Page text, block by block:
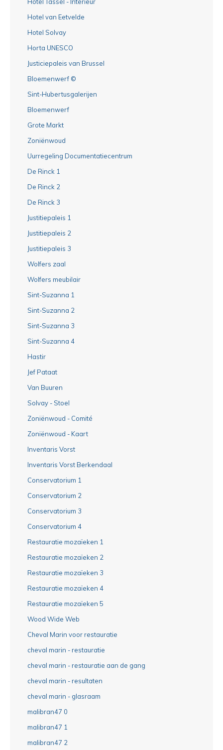
Hotel van Eetvelde
Hotel Solvay
Horta UNESCO
Justiciepaleis van Brussel
Bloemenwerf ©
Sint-Hubertusgalerijen
Bloemenwerf
Grote Markt
Zoniënwoud
Uurregeling Documentatiecentrum
De Rinck 1
De Rinck 2
De Rinck 3
Justitiepaleis 1
Justitiepaleis 2
Justitiepaleis 3
Wolfers zaal
Wolfers meubilair
Sint-Suzanna 1
Sint-Suzanna 2
Sint-Suzanna 3
Sint-Suzanna 4
Hastir
Jef Pataat
Van Buuren
Solvay - Stoel
Zoniënwoud - Comité
Zoniënwoud - Kaart
Inventaris Vorst
Inventaris Vorst Berkendaal
Conservatorium 1
Conservatorium 2
Conservatorium 3
Conservatorium 4
Restauratie mozaïeken 1
Restauratie mozaïeken 2
Restauratie mozaïeken 3
Restauratie mozaïeken 4
Restauratie mozaïeken 5
Wood Wide Web
Cheval Marin voor restauratie
cheval marin - restauratie
cheval marin - restauratie aan de gang
cheval marin - resultaten
cheval marin - glasraam
malibran47 0
malibran47 1
malibran47 2